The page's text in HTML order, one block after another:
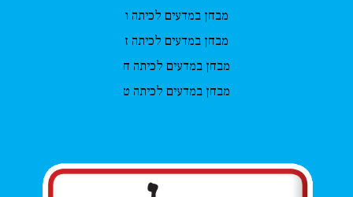
מבחן במדעים לכיתה ו
מבחן במדעים לכיתה ז
מבחן במדעים לכיתה ח
מבחן במדעים לכיתה ט